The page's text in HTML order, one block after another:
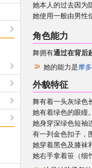
她本人的过去因为
她使用一般由男性
角色能力
舞拥有通过在背后
她的能力是摩
外貌特征
舞有着一头灰绿色
她有着绿色的眼瞳。
她身穿深绿色短袖
有一列金色扣子，
她穿着黑色及膝袜
她右手拿着笹（细